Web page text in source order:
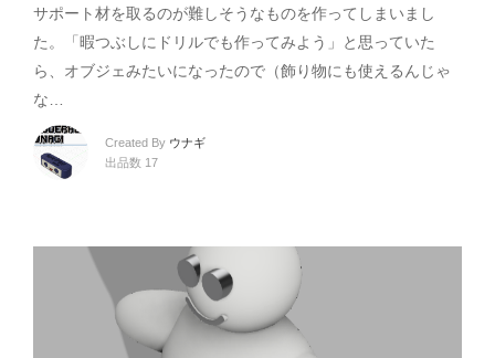
サポート材を取るのが難しそうなものを作ってしまいまし
た。「暇つぶしにドリルでも作ってみよう」と思っていた
ら、オブジェみたいになったので（飾り物にも使えるんじゃ
な…
Created By ウナギ
出品数 17